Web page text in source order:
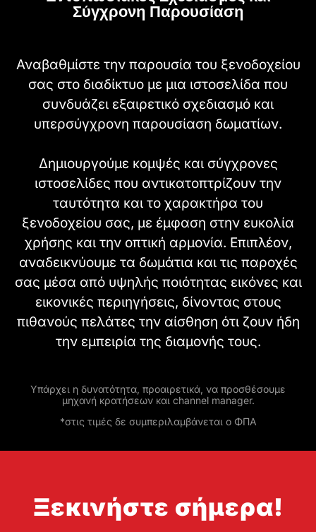
Σύγχρονη Παρουσίαση
Αναβαθμίστε την παρουσία του ξενοδοχείου
σας στο διαδίκτυο με μια ιστοσελίδα που
συνδυάζει εξαιρετικό σχεδιασμό και
υπερσύγχρονη παρουσίαση δωματίων.
Δημιουργούμε κομψές και σύγχρονες
ιστοσελίδες που αντικατοπτρίζουν την
ταυτότητα και το χαρακτήρα του
ξενοδοχείου σας, με έμφαση στην ευκολία
χρήσης και την οπτική αρμονία. Επιπλέον,
αναδεικνύουμε τα δωμάτια και τις παροχές
σας μέσα από υψηλής ποιότητας εικόνες και
εικονικές περιηγήσεις, δίνοντας στους
πιθανούς πελάτες την αίσθηση ότι ζουν ήδη
την εμπειρία της διαμονής τους.
Υπάρχει η δυνατότητα, προαιρετικά, να προσθέσουμε
μηχανή κρατήσεων και channel manager.
*στις τιμές δε συμπεριλαμβάνεται ο ΦΠΑ
Ξεκινήστε σήμερα!